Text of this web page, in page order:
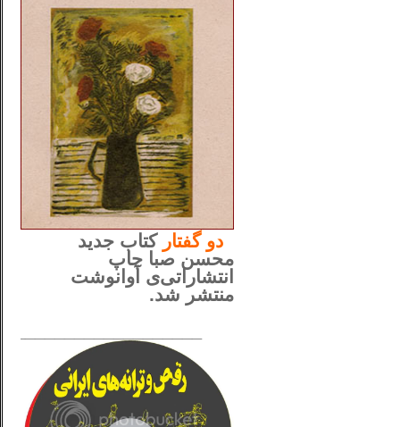
دوگفتار کتاب جدید
محسن صبا چاپ
انتشاراتی‌ی آوانوشت
منتشر شد.